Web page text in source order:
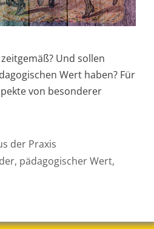
Und sollen
Wert haben? Für
von besonderer
der Praxis
, pädagogischer Wert,